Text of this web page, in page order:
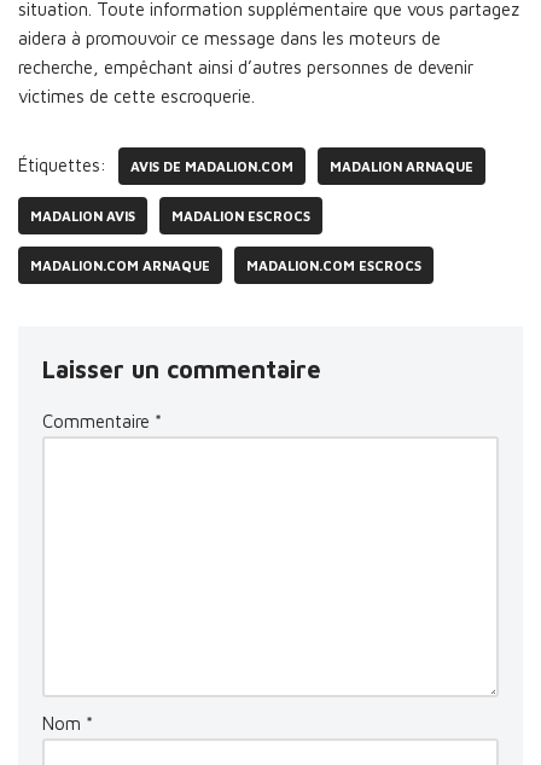
situation. Toute information supplémentaire que vous partagez
aidera à promouvoir ce message dans les moteurs de
recherche, empêchant ainsi d’autres personnes de devenir
victimes de cette escroquerie.
Étiquettes: AVIS DE MADALION.COM MADALION ARNAQUE
MADALION AVIS MADALION ESCROCS
MADALION.COM ARNAQUE MADALION.COM ESCROCS
Laisser un commentaire
Commentaire *
Nom *